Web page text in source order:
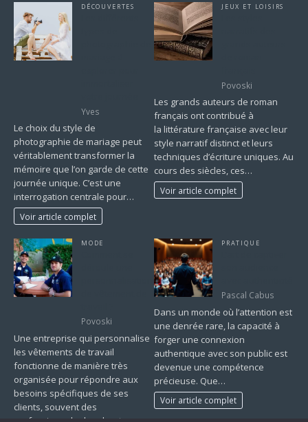
DÉCOUVERTES
Yves
Le choix du style de
photographie de mariage peut
véritablement transformer la
mémoire que l’on garde de cette
journée unique. C’est une
interrogation centrale pour…
Voir article complet
JEUX ET LOISIRS
Povoski
Les grands auteurs de roman
français ont contribué à
la littérature française avec leur
style narratif distinct et leurs
techniques d’écriture uniques. Au
cours des siècles, ces…
Voir article complet
MODE
Povoski
Une entreprise qui personnalise
les vêtements de travail
fonctionne de manière très
organisée pour répondre aux
besoins spécifiques de ses
clients, souvent des
PRATIQUE
Pascal Cabus
Dans un monde où l’attention est
une denrée rare, la capacité à
forger une connexion
authentique avec son public est
devenue une compétence
précieuse. Que…
Voir article complet